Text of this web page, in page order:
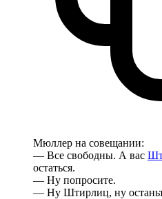
Мюллер на совещании:
— Все свободны. А вас
остаться.
— Ну попросите.
— Ну Штирлиц, ну